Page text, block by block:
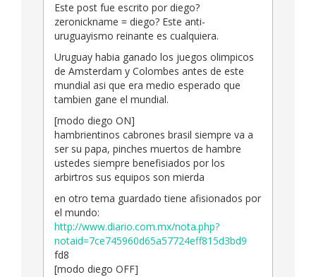
Este post fue escrito por diego?
zeronickname = diego? Este anti-
uruguayismo reinante es cualquiera.
Uruguay habia ganado los juegos olimpicos
de Amsterdam y Colombes antes de este
mundial asi que era medio esperado que
tambien gane el mundial.
[modo diego ON]
hambrientinos cabrones brasil siempre va a
ser su papa, pinches muertos de hambre
ustedes siempre benefisiados por los
arbirtros sus equipos son mierda
en otro tema guardado tiene afisionados por
el mundo:
http://www.diario.com.mx/nota.php?
notaid=7ce745960d65a57724eff815d3bd9
fd8
[modo diego OFF]